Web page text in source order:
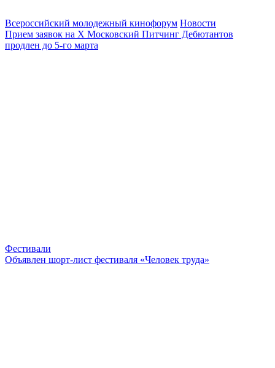
Всероссийский молодежный кинофорум Новости
Прием заявок на Х Московский Питчинг Дебютантов
продлен до 5-го марта
Фестивали
Объявлен шорт-лист фестиваля «Человек труда»